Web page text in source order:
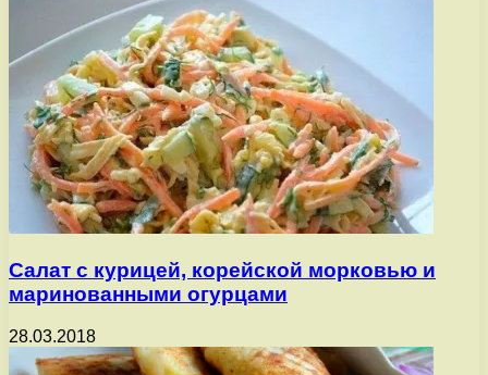
Салат с курицей, корейской морковью и
маринованными огурцами
28.03.2018